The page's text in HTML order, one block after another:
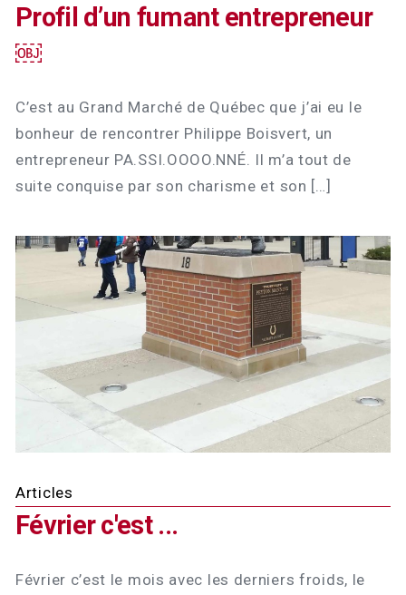
Profil d’un fumant entrepreneur
￼
C’est au Grand Marché de Québec que j’ai eu le
bonheur de rencontrer Philippe Boisvert, un
entrepreneur PA.SSI.OOOO.NNÉ. Il m’a tout de
suite conquise par son charisme et son […]
Articles
Février c'est ...
Février c’est le mois avec les derniers froids, le